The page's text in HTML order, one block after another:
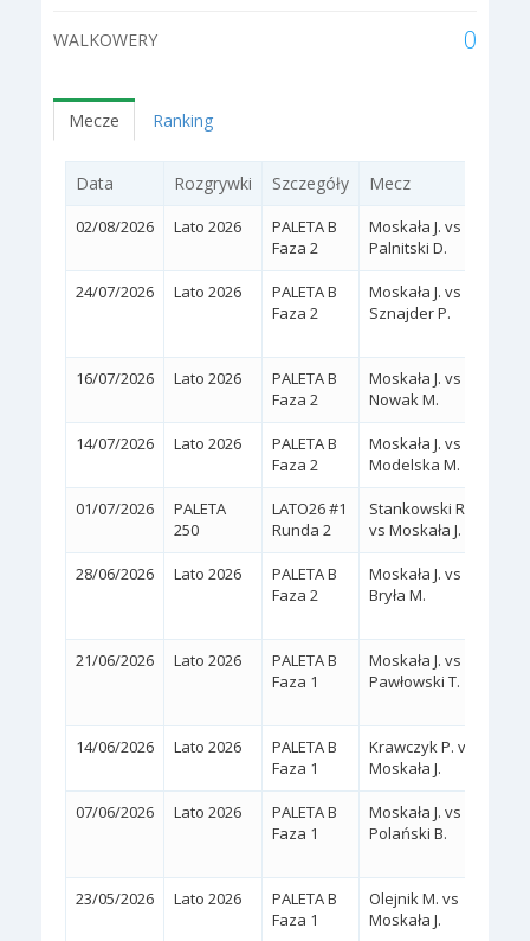
WALKOWERY 0
Mecze Ranking
Data Rozgrywki Szczegóły Mecz
02/08/2026 Lato 2026
PALETA B
Faza 2
Moskała J. vs
Palnitski D.
24/07/2026 Lato 2026
PALETA B
Faza 2
Moskała J. vs
Sznajder P.
16/07/2026 Lato 2026
PALETA B
Faza 2
Moskała J. vs
Nowak M.
14/07/2026 Lato 2026
PALETA B
Faza 2
Moskała J. vs
Modelska M.
01/07/2026
PALETA
250
LATO26 #1
Runda 2
Stankowski R.
vs Moskała J.
28/06/2026 Lato 2026
PALETA B
Faza 2
Moskała J. vs
Bryła M.
21/06/2026 Lato 2026
PALETA B
Faza 1
Moskała J. vs
Pawłowski T.
14/06/2026 Lato 2026
PALETA B
Faza 1
Krawczyk P. vs
Moskała J.
07/06/2026 Lato 2026
PALETA B
Faza 1
Moskała J. vs
Polański B.
23/05/2026 Lato 2026
PALETA B
Faza 1
Olejnik M. vs
Moskała J.